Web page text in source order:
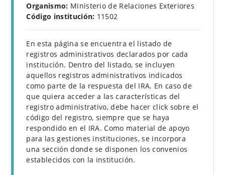
Organismo: Ministerio de Relaciones Exteriores
Código institución: 11502
En esta página se encuentra el listado de
registros administrativos declarados por cada
institución. Dentro del listado, se incluyen
aquellos registros administrativos indicados
como parte de la respuesta del IRA. En caso de
que quiera acceder a las características del
registro administrativo, debe hacer click sobre el
código del registro, siempre que se haya
respondido en el IRA. Como material de apoyo
para las gestiones instituciones, se incorpora
una sección donde se disponen los convenios
establecidos con la institución.